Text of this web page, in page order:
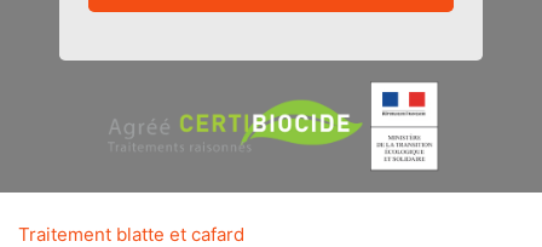
Traitement blatte et cafard